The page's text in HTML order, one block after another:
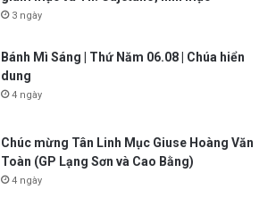
3 ngày
Bánh Mì Sáng | Thứ Năm 06.08 | Chúa hiển
dung
4 ngày
Chúc mừng Tân Linh Mục Giuse Hoàng Văn
Toàn (GP Lạng Sơn và Cao Bằng)
4 ngày